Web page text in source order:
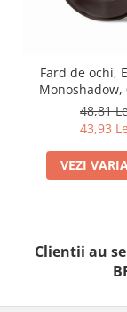
Fard de ochi,
Monoshadow,
48,81
43,93
VEZI
Clientii au